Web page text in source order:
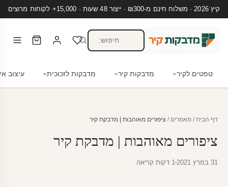
קיץ 2026 · משלוח חינם מ-₪300 · ייצור 48 שעות · 15,000+ לקוחות מרוצים
טפטים לקיר מדבקות קיר מדבקות לזכוכית עיצוב
דף הבית / מאמרים / ציפורים מאוהבות | מדבקת קיר
ציפורים מאוהבות | מדבקת קיר
31 במרץ 2021 1 דקות קריאה